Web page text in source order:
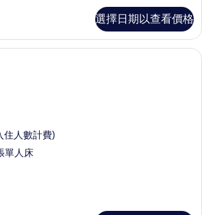
選擇日期以查看價格
免費迷你吧、客房內保險箱、書桌、隔
住人數計費)
單人床